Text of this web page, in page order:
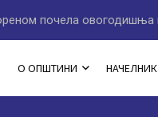
почела овогодишња
О ОПШТИНИ НАЧЕЛНИК